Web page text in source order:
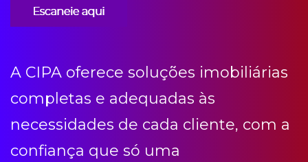
A CIPA oferece soluções imobiliárias
completas e adequadas às
necessidades de cada cliente, com a
confiança que só uma